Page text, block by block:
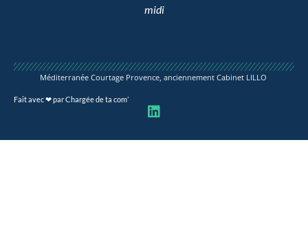
midi
Méditerranée Courtage Provence, anciennement Cabinet LILLO
Fait avec ❤ par Chargée de ta com’